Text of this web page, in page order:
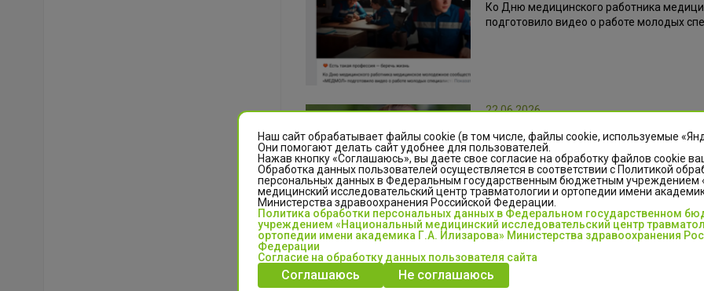
Ко Дню медицинского работника
подготовило видео о работе молодых
22.06.2026
С юбилеем, Алёна
Сегодня мы от всего сердца
ведущего специалиста службы
19.06.2026
Наш сайт обрабатывает файлы cookie (в том числе, файлы cookie, используемые
Они помогают делать сайт удобнее для пользователей.
Нажав кнопку «Соглашаюсь», вы даете свое согласие на обработку файлов cookie
Обработка данных пользователей осуществляется в соответствии с Политикой
персональных данных в Федеральным государственным бюджетным учреждением
медицинский исследовательский центр травматологии и ортопедии имени
Министерства здравоохранения Российской Федерации.
Политика обработки персональных данных в Федеральном государственном
учреждением «Национальный медицинский исследовательский центр
ортопедии имени академика Г.А. Илизарова» Министерства здравоохранения
Федерации
Согласие на обработку данных пользователя сайта
Соглашаюсь Не соглашаюсь